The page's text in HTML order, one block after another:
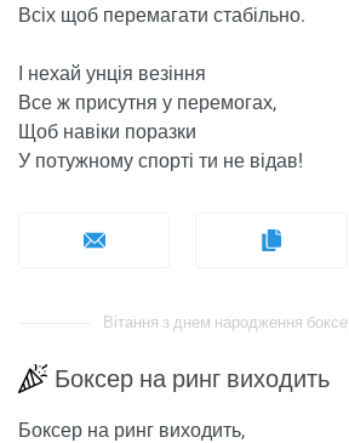
Всіх щоб перемагати стабільно.
І нехай унція везіння
Все ж присутня у перемогах,
Щоб навіки поразки
У потужному спорті ти не відав!
Вітання з днем ​​народження
Боксер на ринг виходить
Боксер на ринг виходить,